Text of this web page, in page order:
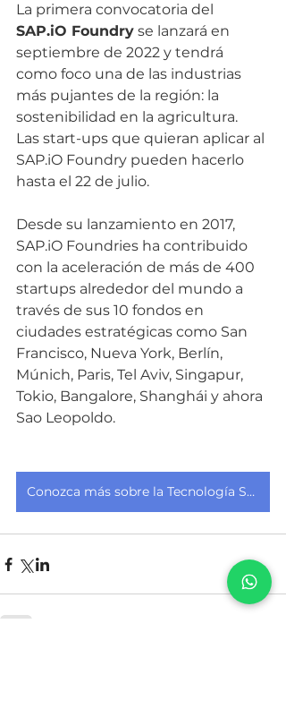
La primera convocatoria del
SAP.iO Foundry se lanzará en
septiembre de 2022 y tendrá
como foco una de las industrias
más pujantes de la región: la
sostenibilidad en la agricultura.
Las start-ups que quieran aplicar al
SAP.iO Foundry pueden hacerlo
hasta el 22 de julio.
Desde su lanzamiento en 2017,
SAP.iO Foundries ha contribuido
con la aceleración de más de 400
startups alrededor del mundo a
través de sus 10 fondos en
ciudades estratégicas como San
Francisco, Nueva York, Berlín,
Múnich, Paris, Tel Aviv, Singapur,
Tokio, Bangalore, Shanghái y ahora
Sao Leopoldo.
Conozca más sobre la Tecnología SAP